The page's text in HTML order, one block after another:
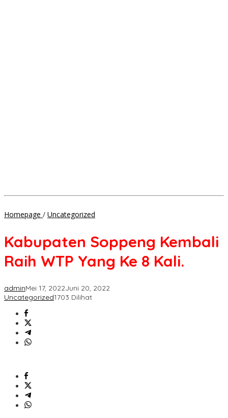
Homepage / Uncategorized
Raih
WTP
Yang
Kali.
Kabupaten Soppeng Kembali
Raih WTP Yang Ke 8 Kali.
adminMei 17, 2022Juni 20, 2022
Uncategorized1703 Dilihat